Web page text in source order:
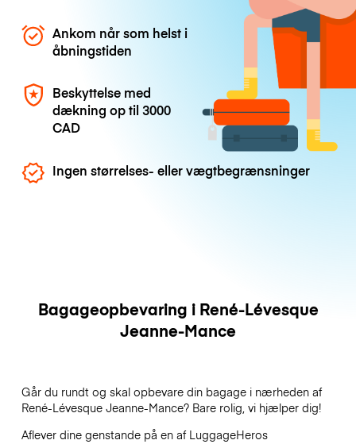
Ankom når som helst i
åbningstiden
Beskyttelse med
dækning op til3000
CAD
Ingen størrelses- eller vægtbegrænsninger
Bagageopbevaring i René-Lévesque
Jeanne-Mance
Går du rundt og skal opbevare din bagage i nærheden af
René-Lévesque Jeanne-Mance? Bare rolig, vi hjælper dig!
Aflever dine genstande på en af LuggageHeros